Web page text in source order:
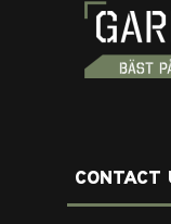
CONTACT